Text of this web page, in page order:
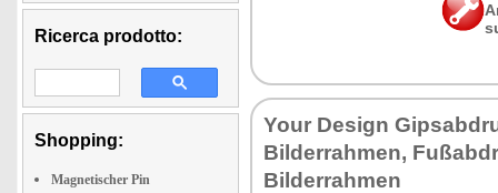
Ricerca prodotto:
Shopping:
Magnetischer Pin
Your Design
Bilderrahmen,
Bilderrahmen